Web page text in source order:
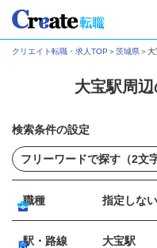
クリエイト転職・求人TOP ＞茨城県＞大
大宝駅周
検索条件の設定
職種 指定しない
駅・路線 大宝駅